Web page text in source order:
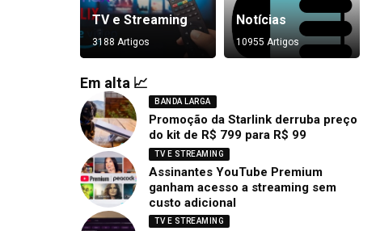
TV e Streaming
3188 Artigos
Notícias
10955 Artigos
Em alta 📈
BANDA LARGA
Promoção da Starlink derruba preço
do kit de R$ 799 para R$ 99
TV E STREAMING
Assinantes YouTube Premium
ganham acesso a streaming sem
custo adicional
TV E STREAMING